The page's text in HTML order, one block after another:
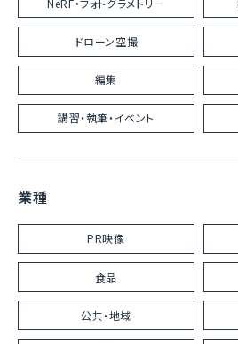
ドローン空撮
編集
講習・執筆・イベント
業種
PR映像
食品
公共・地域